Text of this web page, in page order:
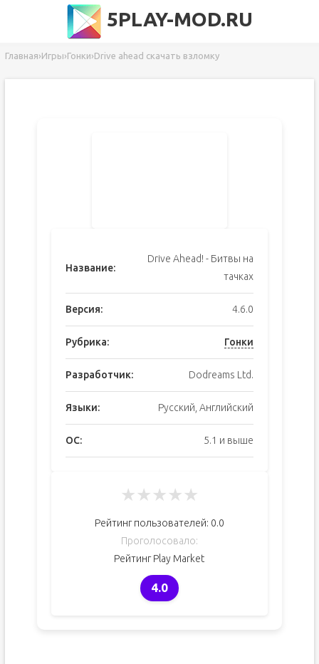
5PLAY-MOD.RU
Главная›Игры›Гонки›Drive ahead скачать взломку
Название:
Drive Ahead! - Битвы на
тачках
Версия: 4.6.0
Рубрика: Гонки
Разработчик: Dodreams Ltd.
Языки: Русский, Английский
ОС: 5.1 и выше
★★★★★
Рейтинг пользователей: 0.0
Проголосовало:
Рейтинг Play Market
4.0